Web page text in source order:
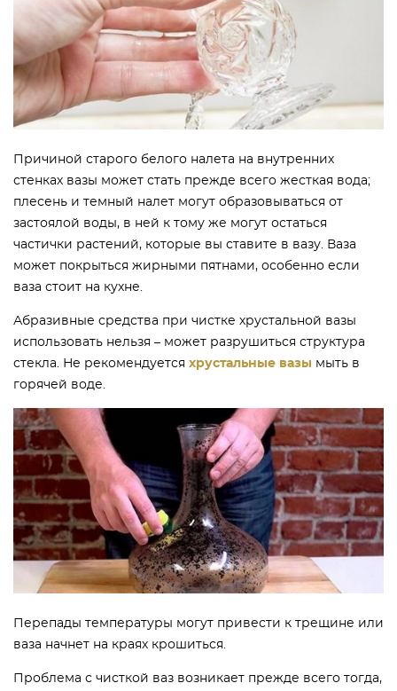
Причиной старого белого налета на внутренних
стенках вазы может стать прежде всего жесткая вода;
плесень и темный налет могут образовываться от
застоялой воды, в ней к тому же могут остаться
частички растений, которые вы ставите в вазу. Ваза
может покрыться жирными пятнами, особенно если
ваза стоит на кухне.
Абразивные средства при чистке хрустальной вазы
использовать нельзя – может разрушиться структура
стекла. Не рекомендуется хрустальные вазы мыть в
горячей воде.
Перепады температуры могут привести к трещине или
ваза начнет на краях крошиться.
Проблема с чисткой ваз возникает прежде всего тогда,